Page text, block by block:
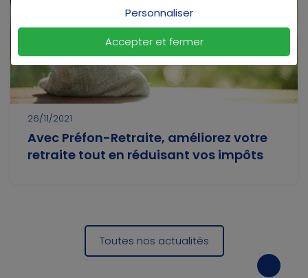
26/11/2021
Avec Préfon-Retraite, améliorez votre
retraite tout en réduisant vos impôts
Toutes nos actualités
Personnaliser
Accepter et fermer